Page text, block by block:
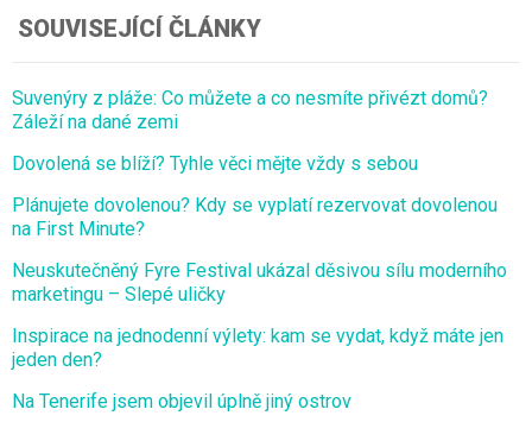
SOUVISEJÍCÍ ČLÁNKY
Suvenýry z pláže: Co můžete a co nesmíte přivézt domů?
Záleží na dané zemi
Dovolená se blíží? Tyhle věci mějte vždy s sebou
Plánujete dovolenou? Kdy se vyplatí rezervovat dovolenou
na First Minute?
Neuskutečněný Fyre Festival ukázal děsivou sílu moderního
marketingu – Slepé uličky
Inspirace na jednodenní výlety: kam se vydat, když máte jen
jeden den?
Na Tenerife jsem objevil úplně jiný ostrov